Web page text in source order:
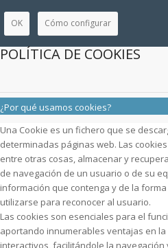
OK Cómo configurar
POLÍTICA DE COOKIES
¿Por qué usamos cookies?
Una Cookie es un fichero que se
determinadas páginas web. Las
entre otras cosas, almacenar y
de navegación de un usuario o de su
información que contenga y de la
utilizarse para reconocer al usuario.
Las cookies son esenciales para el
aportando innumerables ventajas en
interactivos, facilitándole la